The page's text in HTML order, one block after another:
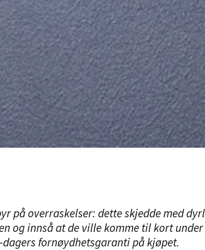
på overraskelser: dette skjedde med
og innså at de ville komme til kort
dagers fornøydhetsgaranti på kjøpet.